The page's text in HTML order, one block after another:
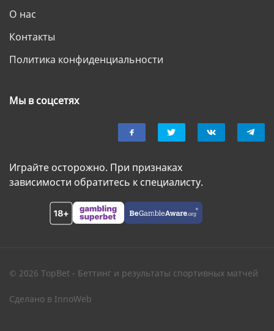
О нас
Контакты
Политика конфиденциальности
Мы в соцсетях
Играйте осторожно. При признаках
зависимости обратитесь к специалисту.
© 2026 TopBet - Беттинг и результаты спортивных матчей
Сделано в InnoWeb